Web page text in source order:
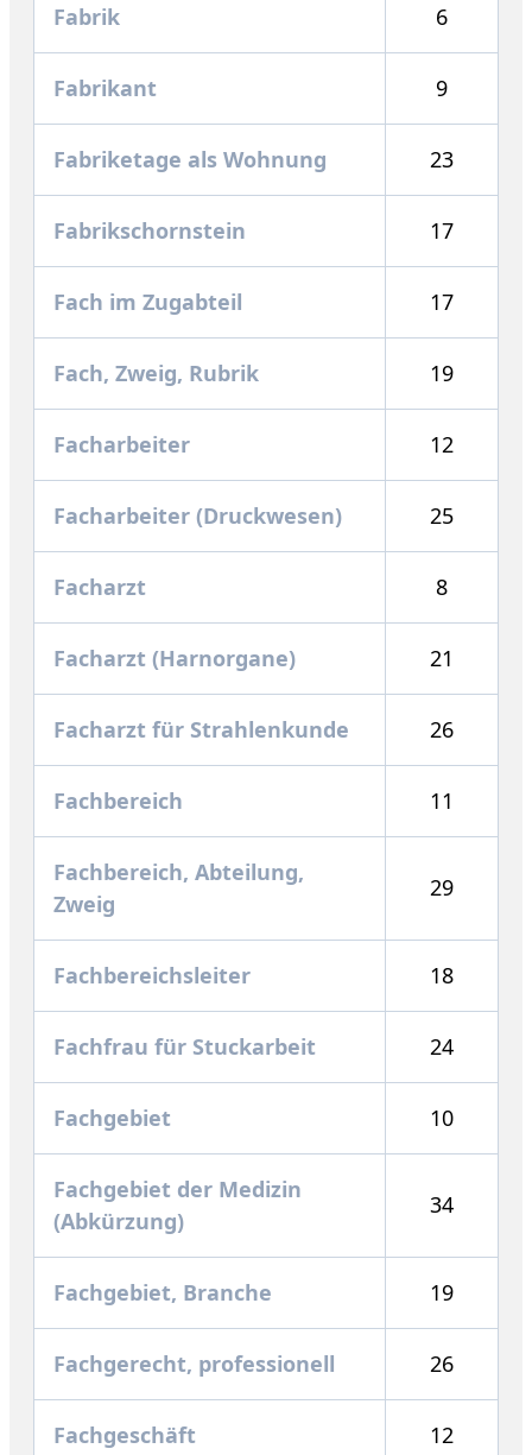
Fabrik 6
Fabrikant 9
Fabriketage als Wohnung 23
Fabrikschornstein 17
Fach im Zugabteil 17
Fach, Zweig, Rubrik 19
Facharbeiter 12
Facharbeiter (Druckwesen) 25
Facharzt 8
Facharzt (Harnorgane) 21
Facharzt für Strahlenkunde 26
Fachbereich 11
Fachbereich, Abteilung,
Zweig
29
Fachbereichsleiter 18
Fachfrau für Stuckarbeit 24
Fachgebiet 10
Fachgebiet der Medizin
(Abkürzung)
34
Fachgebiet, Branche 19
Fachgerecht, professionell 26
Fachgeschäft 12